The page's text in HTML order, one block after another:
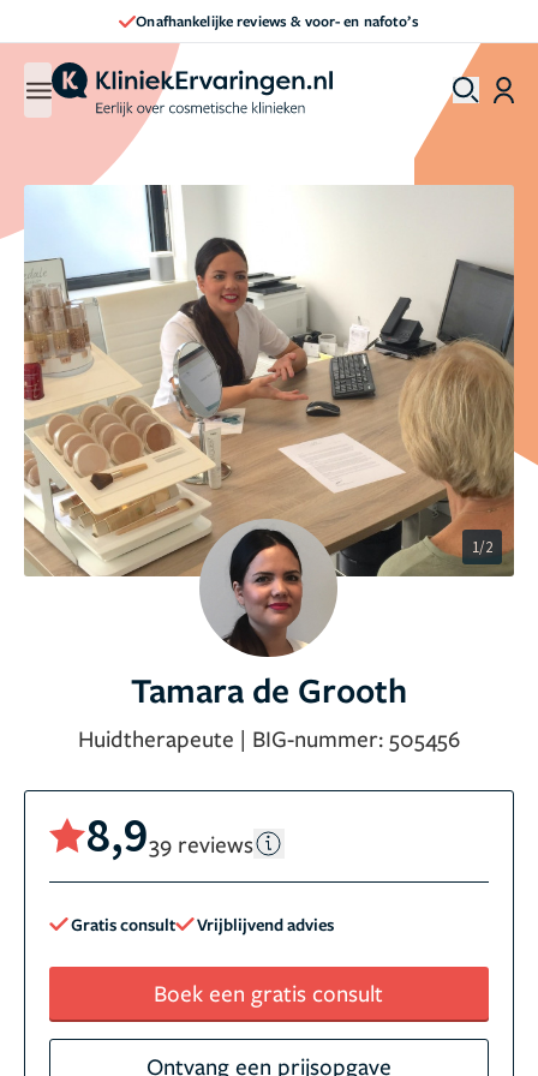
Onafhankelijke reviews & voor- en nafoto’s
1/2
Tamara de Grooth
Huidtherapeute | BIG-nummer: 505456
8,939 reviews
Gratis consult Vrijblijvend advies
Boek een gratis consult
Ontvang een prijsopgave